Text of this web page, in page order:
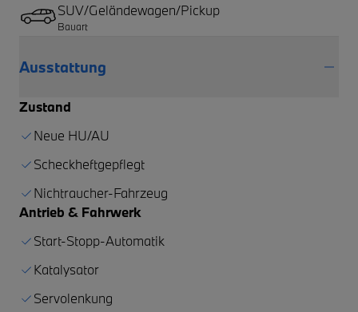
SUV/Geländewagen/Pickup
Bauart
Ausstattung
Zustand
Neue HU/AU
Scheckheftgepflegt
Nichtraucher-Fahrzeug
Antrieb & Fahrwerk
Start-Stopp-Automatik
Katalysator
Servolenkung